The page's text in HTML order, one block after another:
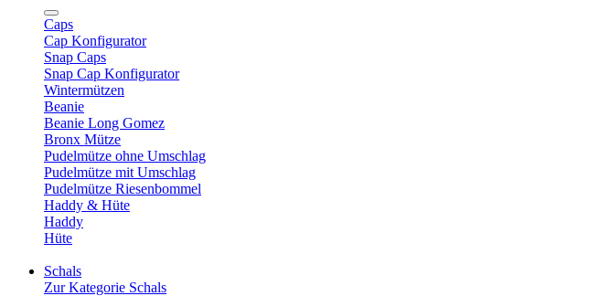
Caps
Cap Konfigurator
Snap Caps
Snap Cap Konfigurator
Wintermützen
Beanie
Beanie Long Gomez
Bronx Mütze
Pudelmütze ohne Umschlag
Pudelmütze mit Umschlag
Pudelmütze Riesenbommel
Haddy & Hüte
Haddy
Hüte
Schals
Zur Kategorie Schals